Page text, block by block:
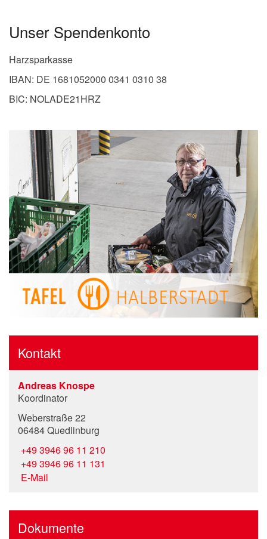
Unser Spendenkonto
Harzsparkasse
IBAN: DE 1681052000 0341 0310 38
BIC: NOLADE21HRZ
Kontakt
Andreas Knospe
Koordinator
Weberstraße 22
06484 Quedlinburg
+49 3946 96 11 210
+49 3946 96 11 131
E-Mail
Dokumente